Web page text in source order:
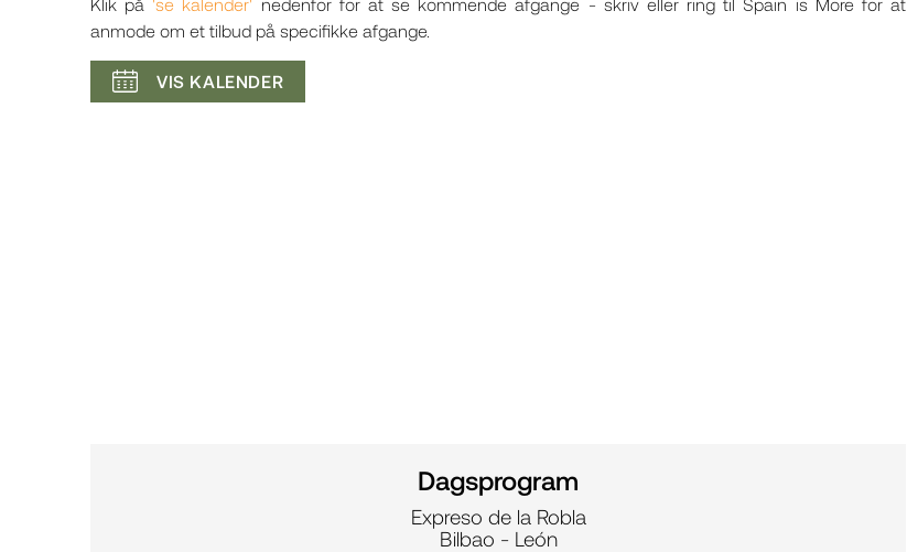
anmode om et tilbud på specifikke afgange.
VIS KALENDER
Dagsprogram
Expreso de la Robla
Bilbao - León